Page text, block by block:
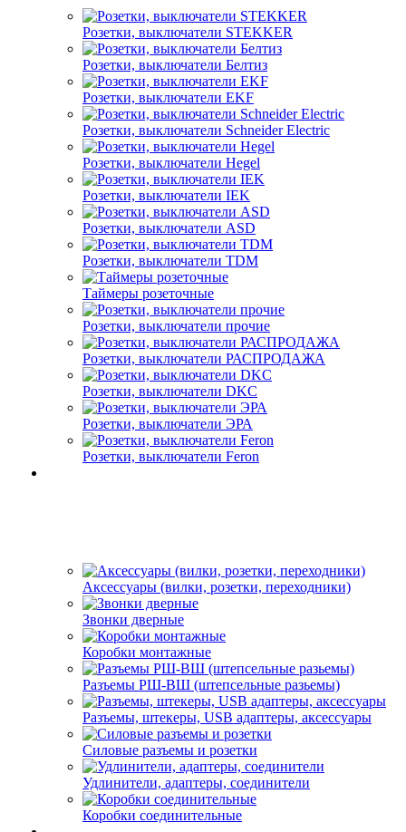
Розетки, выключатели STEKKER
Розетки, выключатели Белтиз
Розетки, выключатели EKF
Розетки, выключатели Schneider Electric
Розетки, выключатели Hegel
Розетки, выключатели IEK
Розетки, выключатели ASD
Розетки, выключатели TDM
Таймеры розеточные
Розетки, выключатели прочие
Розетки, выключатели РАСПРОДАЖА
Розетки, выключатели DKC
Розетки, выключатели ЭРА
Розетки, выключатели Feron
Аксессуары (вилки, розетки, переходники)
Звонки дверные
Коробки монтажные
Разъемы РШ-ВШ (штепсельные разьемы)
Разъемы, штекеры, USB адаптеры, аксессуары
Силовые разъемы и розетки
Удлинители, адаптеры, соединители
Коробки соединительные